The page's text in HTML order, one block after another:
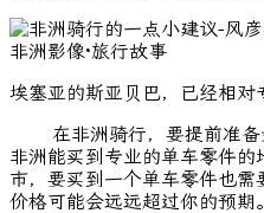
埃塞亚的斯亚贝巴，已经相对
在非洲骑行，要提前准备
非洲能买到专业的单车零件
市，要买到一个单车零件也
价格可能会远远超过你的预